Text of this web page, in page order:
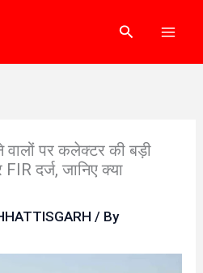
Search
वालों पर कलेक्टर की बड़ी
FIR दर्ज, जानिए क्या
/ By